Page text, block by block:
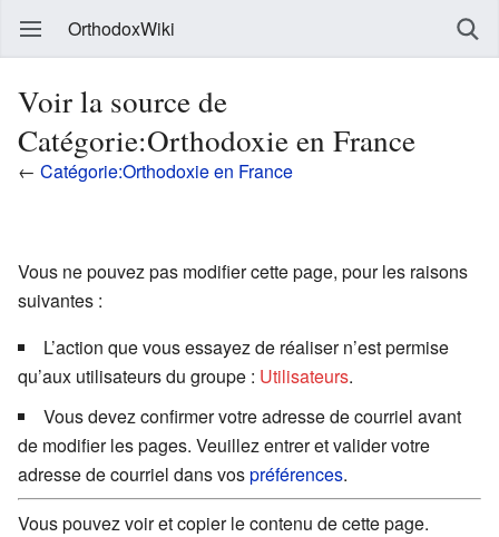
OrthodoxWiki
Voir la source de
Catégorie:Orthodoxie en France
← Catégorie:Orthodoxie en France
Vous ne pouvez pas modifier cette page, pour les raisons
suivantes :
L’action que vous essayez de réaliser n’est permise
qu’aux utilisateurs du groupe : Utilisateurs.
Vous devez confirmer votre adresse de courriel avant
de modifier les pages. Veuillez entrer et valider votre
adresse de courriel dans vospréférences.
Vous pouvez voir et copier le contenu de cette page.